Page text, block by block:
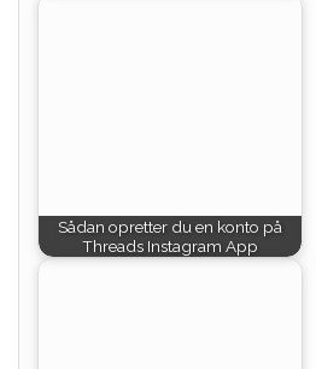
Sådan opretter du en konto på
Threads Instagram App